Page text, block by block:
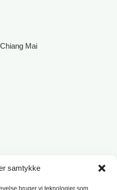
samtykke
bruger vi teknologier som
Mai